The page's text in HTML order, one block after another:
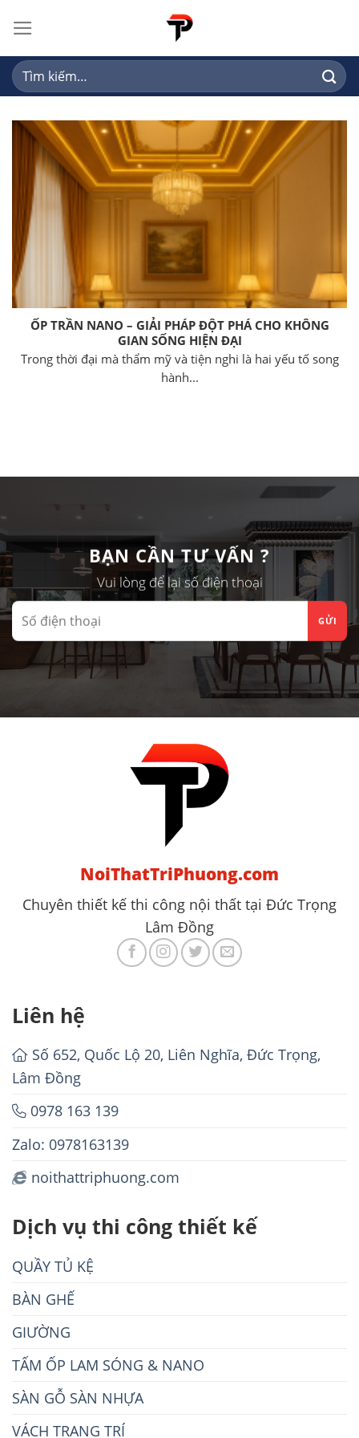
content
Tìm
kiếm:
ỐP TRẦN NANO – GIẢI PHÁP ĐỘT PHÁ CHO KHÔNG
GIAN SỐNG HIỆN ĐẠI
Trong thời đại mà thẩm mỹ và tiện nghi là hai yếu tố song
hành...
BẠN CẦN TƯ VẤN ?
Vui lòng để lại số điện thoại
NoiThatTriPhuong.com
Chuyên thiết kế thi công nội thất tại Đức Trọng
Lâm Đồng
Liên hệ
Số 652, Quốc Lộ 20, Liên Nghĩa, Đức Trọng,
Lâm Đồng
0978 163 139
Zalo: 0978163139
noithattriphuong.com
Dịch vụ thi công thiết kế
QUẦY TỦ KỆ
BÀN GHẾ
GIƯỜNG
TẤM ỐP LAM SÓNG & NANO
SÀN GỖ SÀN NHỰA
VÁCH TRANG TRÍ